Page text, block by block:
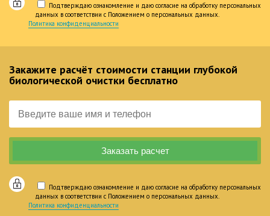
Подтверждаю ознакомление и даю согласие на обработку персональных
данных в соответствии с Положением о персональных данных.
Политика конфиденциальности
Закажите расчёт стоимости станции глубокой
биологической очистки бесплатно
Подтверждаю ознакомление и даю согласие на обработку персональных
данных в соответствии с Положением о персональных данных.
Политика конфиденциальности